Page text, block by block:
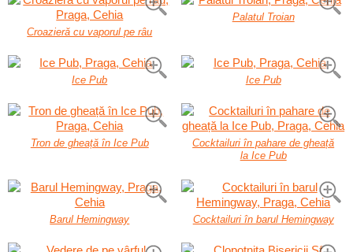
Croazieră cu vaporul pe râu
Palatul Troian
Ice Pub Ice Pub
Tron de gheață în Ice Pub
Cocktailuri în pahare de gheață
la Ice Pub
Barul Hemingway Cocktailuri în barul Hemingway